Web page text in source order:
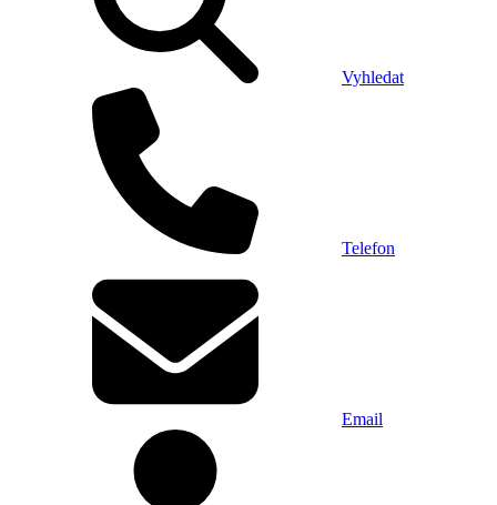
Vyhledat
Telefon
Email